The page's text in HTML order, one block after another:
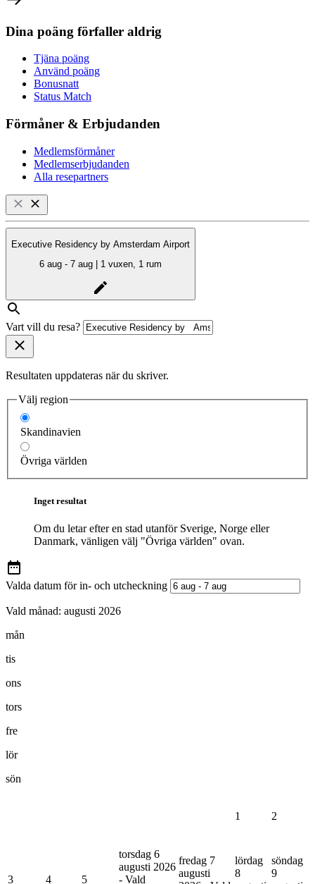
Dina poäng förfaller aldrig
Tjäna poäng
Använd poäng
Bonusnatt
Status Match
Förmåner & Erbjudanden
Medlemsförmåner
Medlemserbjudanden
Alla resepartners
Executive Residency by Amsterdam Airport
6 aug - 7 aug | 1 vuxen, 1 rum
Vart vill du resa?
Resultaten uppdateras när du skriver.
Välj region
Skandinavien
Övriga världen
Inget resultat
Om du letar efter en stad utanför Sverige, Norge eller
Danmark, vänligen välj "Övriga världen" ovan.
Valda datum för in- och utcheckning
Vald månad: augusti 2026
mån
tis
ons
tors
fre
lör
sön
1 2
3 4 5
torsdag 6
augusti 2026
- Vald
fredag 7
augusti
lördag
8
söndag
9